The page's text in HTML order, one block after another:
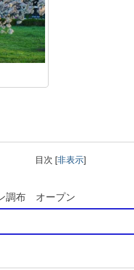
目次 [非表示]
調布 オープン